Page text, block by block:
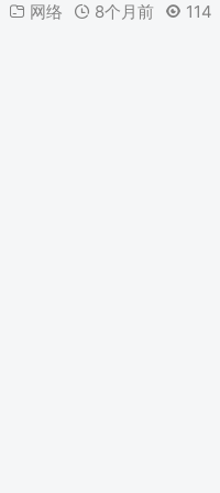
网络 8个月前 114